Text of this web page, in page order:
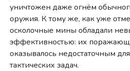
уничтожен даже огнём
оружия. К тому же, как уже
осколочные мины обладали
эффективностью: их
оказывалось недостаточным
тактических задач.